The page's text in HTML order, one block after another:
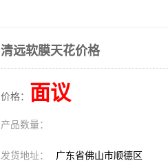
清远软膜天花价格
价格： 面议
产品数量：
发货地址： 广东省佛山市顺德区